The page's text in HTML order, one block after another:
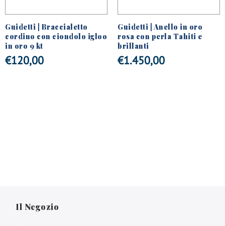
Guidetti | Braccialetto
cordino con ciondolo igloo
in oro 9 kt
€120,00
Guidetti | Anello in oro
rosa con perla Tahiti e
brillanti
€1.450,00
Il Negozio